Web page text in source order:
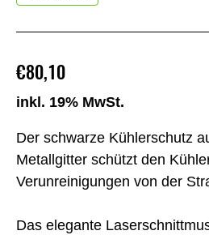
Der schwarze Kühlerschutz
Metallgitter schützt den
Verunreinigungen von der
Das elegante
€80,10
inkl. 19% MwSt.